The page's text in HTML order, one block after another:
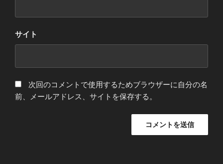
サイト
次回のコメントで使用するためブラウザーに自分の名
前、メールアドレス、サイトを保存する。